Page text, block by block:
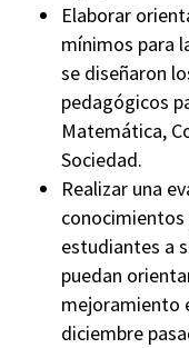
Elaborar
mínimos para
se diseñaron
pedagógicos
Matemática,
Sociedad.
Realizar una
estudiantes a
puedan
mejoramiento
diciembre